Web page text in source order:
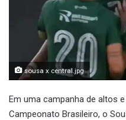
sousa x central.jpg
Em uma campanha de altos
Campeonato Brasileiro, o